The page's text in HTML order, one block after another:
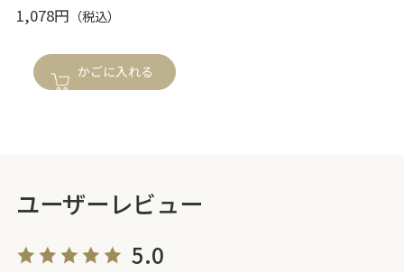
1,078円
かごに入れる
ユーザーレビュー
5.0